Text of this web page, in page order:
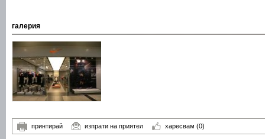
галерия
принтирай изпрати на приятел харесвам (0)